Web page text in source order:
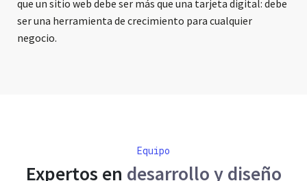
que un sitio web debe ser más que una tarjeta digital: debe
ser una herramienta de crecimiento para cualquier
negocio.
Equipo
Expertos en desarrollo y diseño